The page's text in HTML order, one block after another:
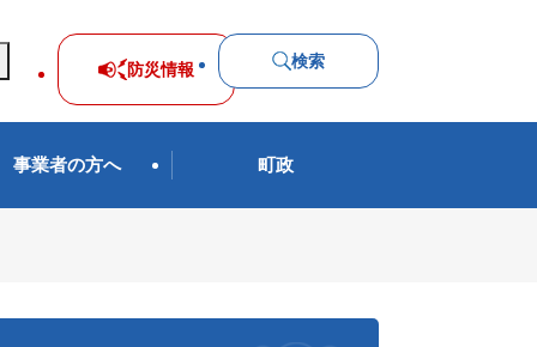
防災情報 検索
事業者の方へ 町政